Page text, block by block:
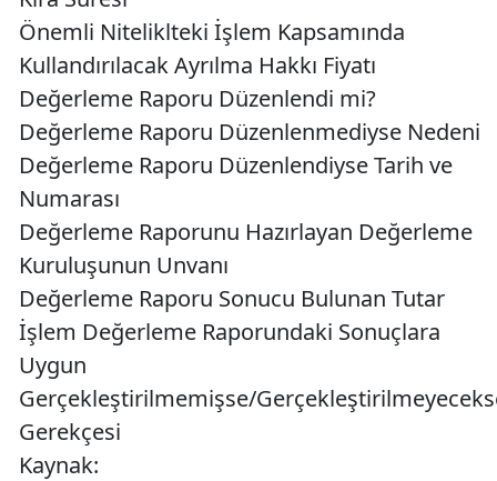
Önemli Niteliklteki İşlem Kapsamında
Kullandırılacak Ayrılma Hakkı Fiyatı
Değerleme Raporu Düzenlendi mi?
Değerleme Raporu Düzenlenmediyse Nedeni
Değerleme Raporu Düzenlendiyse Tarih ve
Numarası
Değerleme Raporunu Hazırlayan Değerleme
Kuruluşunun Unvanı
Değerleme Raporu Sonucu Bulunan Tutar
İşlem Değerleme Raporundaki Sonuçlara
Uygun
Gerçekleştirilmemişse/
Gerekçesi
Kaynak: